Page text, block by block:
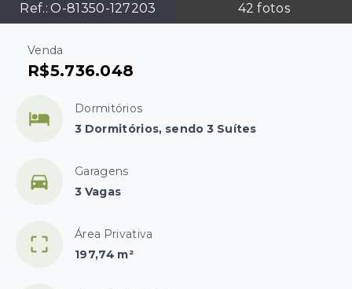
Ref.:O-81350-127203 42 fotos
Venda
R$5.736.048
Dormitórios
3 Dormitórios, sendo 3 Suítes
Garagens
3 Vagas
Área Privativa
197,74 m²